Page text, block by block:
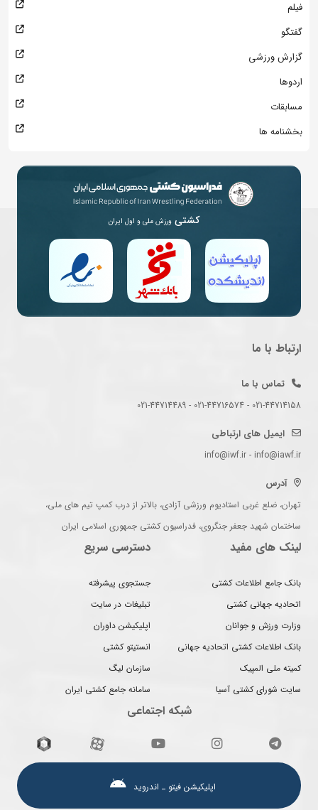
فیلم
گفتگو
گزارش ورزشی
اردوها
مسابقات
بخشنامه ها
کشتی ورزش ملی و اول ایران
ارتباط با ما
تماس با ما
021-44714158 - 021-44716574 - 021-44714489
ایمیل های ارتباطی
info@iwf.ir - info@iawf.ir
آدرس
تهران، ضلع غربی استادیوم ورزشی آزادی، بالاتر از درب کمپ تیم های ملی،
ساختمان شهید جعفر جنگروی، فدراسیون کشتی جمهوری اسلامی ایران
لینک های مفید
بانک جامع اطلاعات کشتی
اتحادیه جهانی کشتی
وزارت ورزش و جوانان
بانک اطلاعات کشتی اتحادیه جهانی
کمیته ملی المپیک
سایت شورای کشتی آسیا
دسترسی سریع
جستجوی پیشرفته
تبلیغات در سایت
اپلیکیشن داوران
انستیتو کشتی
سازمان لیگ
سامانه جامع کشتی ایران
شبکه اجتماعی
اپلیکیشن فیتو ـ اندروید